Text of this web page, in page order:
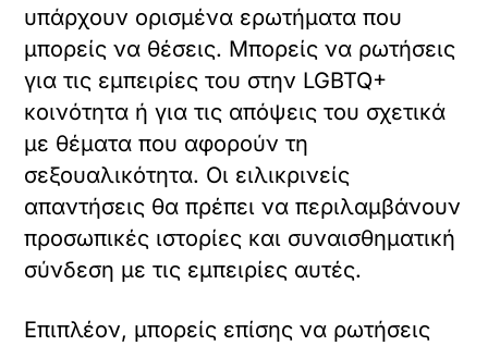
υπάρχουν ορισμένα ερωτήματα που
μπορείς να θέσεις. Μπορείς να ρωτήσεις
για τις εμπειρίες του στην LGBTQ+
κοινότητα ή για τις απόψεις του σχετικά
με θέματα που αφορούν τη
σεξουαλικότητα. Οι ειλικρινείς
απαντήσεις θα πρέπει να περιλαμβάνουν
προσωπικές ιστορίες και συναισθηματική
σύνδεση με τις εμπειρίες αυτές.
Επιπλέον, μπορείς επίσης να ρωτήσεις